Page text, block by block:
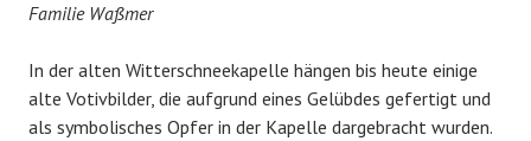
Familie Waßmer
In der alten Witterschneekapelle hängen bis heute einige
alte Votivbilder, die aufgrund eines Gelübdes gefertigt und
als symbolisches Opfer in der Kapelle dargebracht wurden.